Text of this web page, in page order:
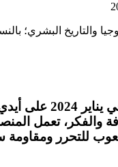
والتاريخ البشري؛
منصة
والفكر، تعمل
للتحرر ومقاومة